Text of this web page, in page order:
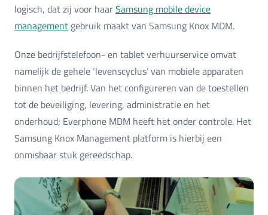
logisch, dat zij voor haarSamsung mobile device
management gebruik maakt van Samsung Knox MDM.
Onze bedrijfstelefoon- en tablet verhuurservice omvat
namelijk de gehele ‘levenscyclus’ van mobiele apparaten
binnen het bedrijf. Van het configureren van de toestellen
tot de beveiliging, levering, administratie en het
onderhoud; Everphone MDM heeft het onder controle. Het
Samsung Knox Management platform is hierbij een
onmisbaar stuk gereedschap.